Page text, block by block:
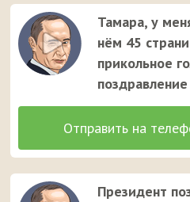
Тамара, у
нём 45
прикольное
Президент